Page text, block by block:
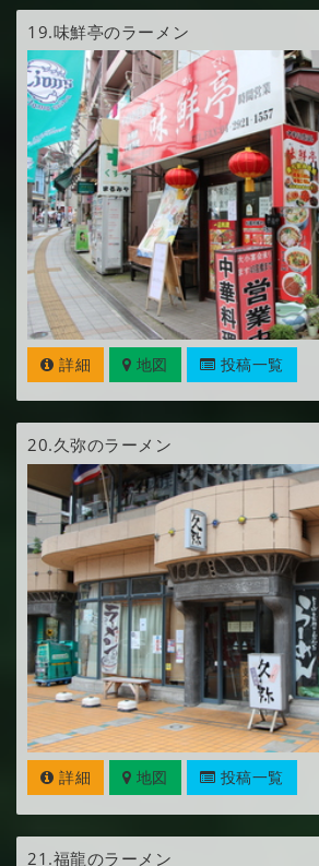
19.味鮮亭のラーメン
詳細 地図 投稿一覧
20.久弥のラーメン
詳細 地図 投稿一覧
21.福龍のラーメン